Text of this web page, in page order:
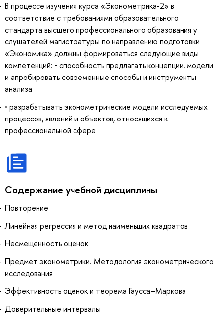
В процессе изучения курса «Эконометрика-2» в
соответствие с требованиями образовательного
стандарта высшего профессионального образования у
слушателей магистратуры по направлению подготовки
«Экономика» должны формироваться следующие виды
компетенций: • способность предлагать концепции, модели
и апробировать современные способы и инструменты
анализа
• разрабатывать эконометрические модели исследуемых
процессов, явлений и объектов, относящихся к
профессиональной сфере
Содержание учебной дисциплины
Повторение
Линейная регрессия и метод наименьших квадратов
Несмещенность оценок
Предмет эконометрики. Методология эконометрического
исследования
Эффективность оценок и теорема Гаусса–Маркова
Доверительные интервалы